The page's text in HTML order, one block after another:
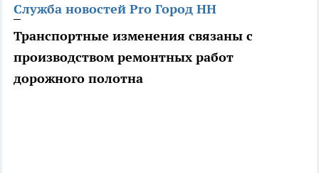
Служба новостей Pro Город НН
Транспортные изменения связаны с
производством ремонтных работ
дорожного полотна